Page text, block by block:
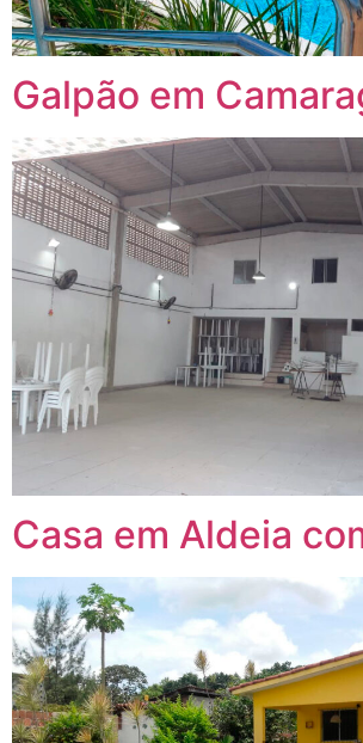
Galpão em
Casa em Aldeia